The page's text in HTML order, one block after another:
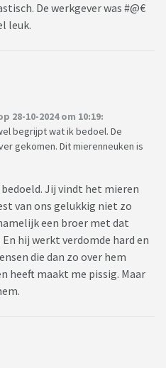
De werkgever was #@€
leuk.
10-2024 om 10:19:
begrijpt wat ik bedoel. De
gekomen. Dit mierenneuken is
Jij vindt het mieren
van ons gelukkig niet zo
een broer met dat
hij werkt verdomde hard en
die dan zo over hem
heeft maakt me pissig. Maar